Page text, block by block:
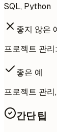
SQL, Python
좋지 않은
프로젝트 관
좋은 예
프로젝트 관리
간단 팁